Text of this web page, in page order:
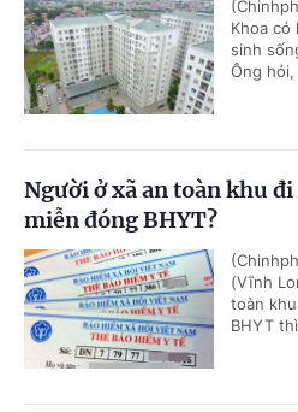
Khoa có
sinh
Ông
Người ở xã an toàn khu
miễn đóng BHYT?
(Vĩnh
toàn
BHYT